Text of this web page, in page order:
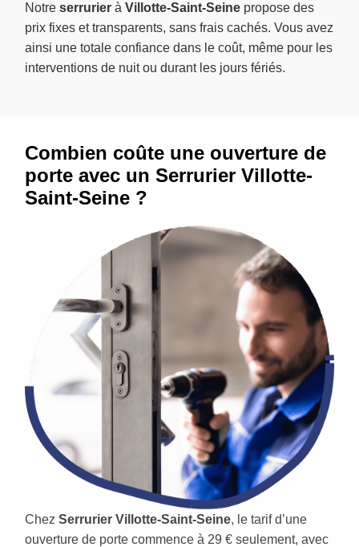
Notre serrurier à Villotte-Saint-Seine propose des
prix fixes et transparents, sans frais cachés. Vous avez
ainsi une totale confiance dans le coût, même pour les
interventions de nuit ou durant les jours fériés.
Combien coûte une ouverture de
porte avec un Serrurier Villotte-
Saint-Seine ?
Chez Serrurier Villotte-Saint-Seine, le tarif d’une
ouverture de porte commence à 29 € seulement, avec